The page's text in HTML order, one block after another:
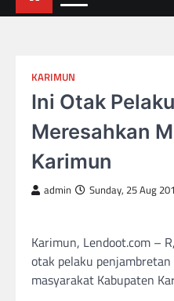
KARIMUN
Ini Otak
Meresahkan
Karimun
admin Sunday, 25 Aug
Karimun, Lendoot.com –
otak pelaku
masyarakat Kabupaten